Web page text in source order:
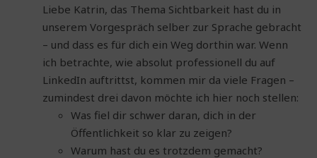
Liebe Katrin, das Thema Sichtbarkeit hast du in
unserem Vorgespräch selber zur Sprache gebracht
– und dass es für dich ein Weg dorthin war. Wenn
ich betrachte, wie absolut professionell du auf
LinkedIn auftrittst, kommen mir da viele Fragen –
zumindest drei davon möchte ich hier noch stellen:
Was fiel dir schwer daran, dich in der
Öffentlichkeit so klar zu zeigen?
Warum hast du es trotzdem gemacht?